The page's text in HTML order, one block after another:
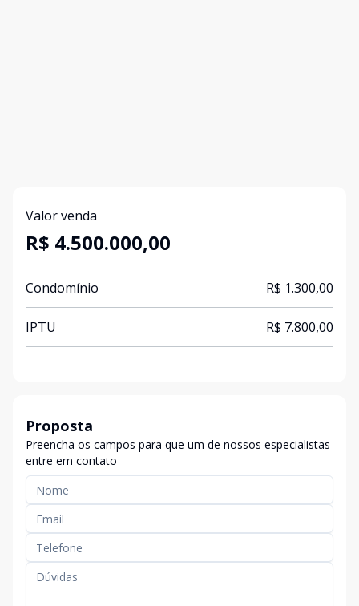
Valor venda
R$ 4.500.000,00
Condomínio R$ 1.300,00
IPTU R$ 7.800,00
Proposta
Preencha os campos para que um de nossos especialistas
entre em contato